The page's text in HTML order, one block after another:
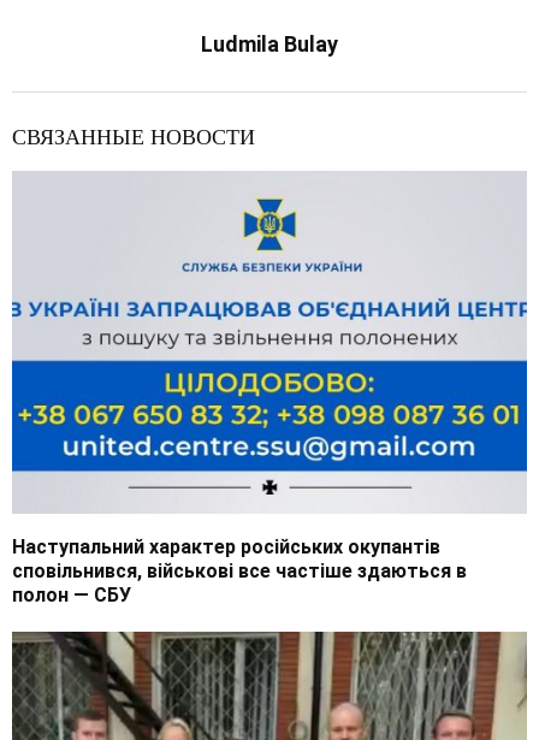
Ludmila Bulay
СВЯЗАННЫЕ НОВОСТИ
Наступальний характер російських окупантів
сповільнився, військові все частіше здаються в
полон — СБУ